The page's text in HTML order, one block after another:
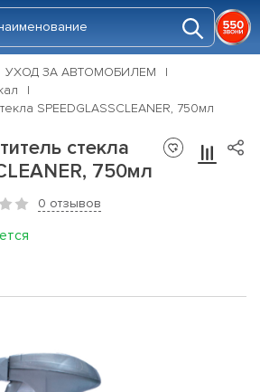
УХОД ЗА АВТОМОБИЛЕМ
SPEEDGLASSCLEANER, 750мл
стекла
750мл
0 отзывов